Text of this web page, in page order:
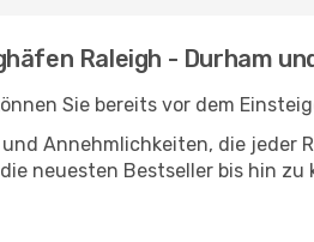
Raleigh - Durham
Sie bereits vor dem
Annehmlichkeiten, die jeder
neuesten Bestseller bis hin